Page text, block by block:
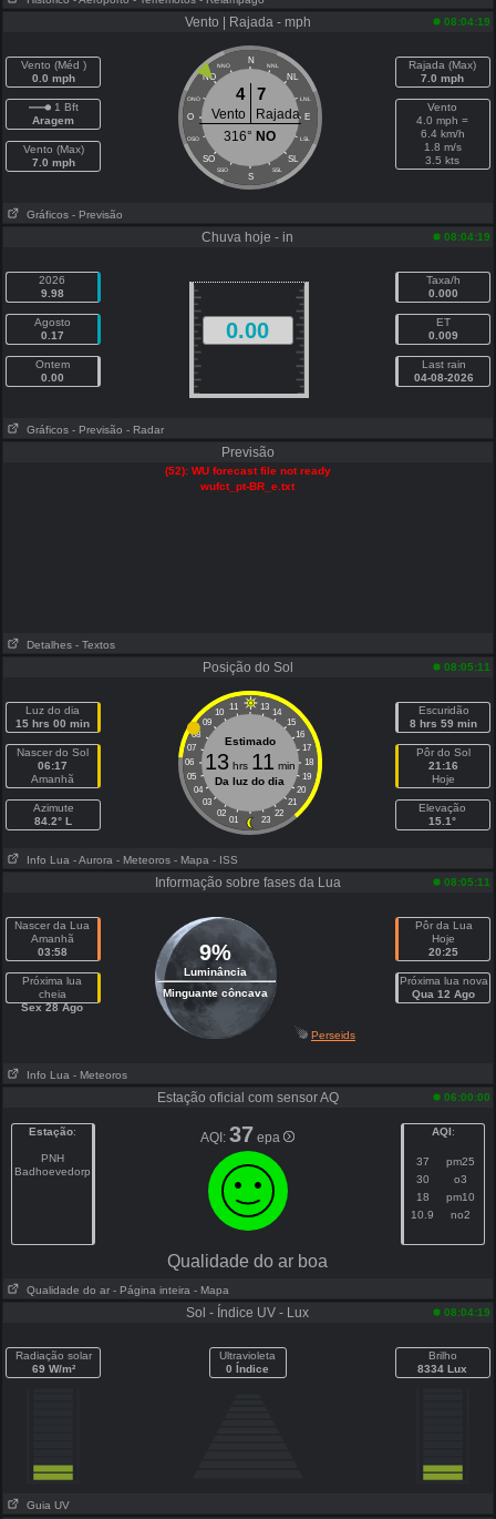
Vento | Rajada - mph 08:04:19
Vento (Méd )
0.0 mph
1 Bft
Aragem
Vento (Max)
7.0 mph
N
NNO NNL
NO NL
ONO LNL
O E
OSO LSL
SO SL
SSO SSL
S
4 7
Vento
Rajada
316° NO
Rajada (Max)
7.0 mph
Vento
4.0 mph =
6.4 km/h
1.8 m/s
3.5 kts
Gráficos - Previsão
Chuva hoje - in 08:04:19
2026
9.98
Agosto
0.17
Ontem
0.00
0.00
Taxa/h
0.000
ET
0.009
Last rain
04-08-2026
Gráficos - Previsão - Radar
Previsão
(52): WU forecast file not ready
wufct_pt-BR_e.txt
Detalhes - Textos
Posição do Sol 08:05:11
Luz do dia
15 hrs 00 min
Nascer do Sol
06:17
Amanhã
Azimute
84.2° L
11 13
10
14
09
15
08
16
07
17
06
18
05
19
04
20
03
21
02
22
01 23
Estimado
13hrs 11 min
Da luz do dia
Escuridão
8 hrs 59 min
Pôr do Sol
21:16
Hoje
Elevação
15.1°
Info Lua - Aurora - Meteoros - Mapa - ISS
Informação sobre fases da Lua 08:05:11
Nascer da Lua
Amanhã
03:58
Próxima lua
cheia
Sex 28 Ago
9%
Luminância
Minguante côncava
Pôr da Lua
Hoje
20:25
Próxima lua nova
Qua 12 Ago
Perseids
Info Lua - Meteoros
Estação oficial com sensor AQ 06:00:00
Estação:
PNH
Badhoevedorp
AQI:37 epa AQI:
37
pm25
30
o3
18
pm10
10.9
no2
Qualidade do ar boa
Qualidade do ar - Página inteira - Mapa
Sol - Índice UV - Lux 08:04:19
Radiação solar
69 W/m²
Ultravioleta
0 Índice
Brilho
8334 Lux
Guia UV